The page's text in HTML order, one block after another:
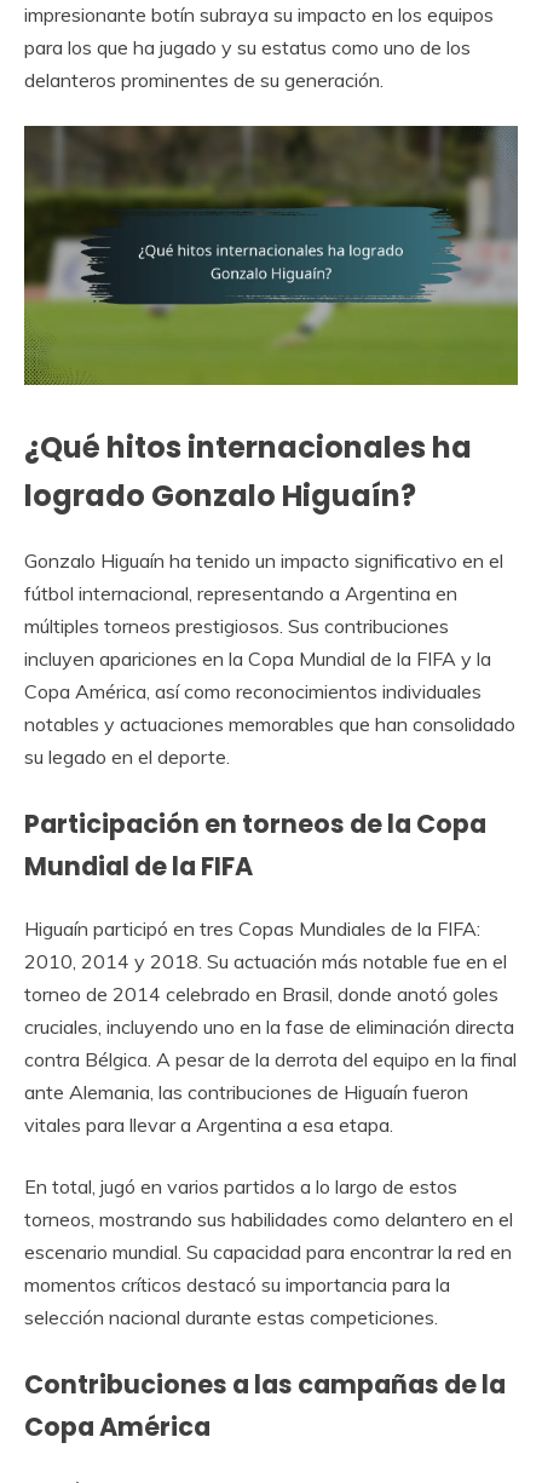
impresionante botín subraya su impacto en los equipos
para los que ha jugado y su estatus como uno de los
delanteros prominentes de su generación.
¿Qué hitos internacionales ha
logrado Gonzalo Higuaín?
Gonzalo Higuaín ha tenido un impacto significativo en el
fútbol internacional, representando a Argentina en
múltiples torneos prestigiosos. Sus contribuciones
incluyen apariciones en la Copa Mundial de la FIFA y la
Copa América, así como reconocimientos individuales
notables y actuaciones memorables que han consolidado
su legado en el deporte.
Participación en torneos de la Copa
Mundial de la FIFA
Higuaín participó en tres Copas Mundiales de la FIFA:
2010, 2014 y 2018. Su actuación más notable fue en el
torneo de 2014 celebrado en Brasil, donde anotó goles
cruciales, incluyendo uno en la fase de eliminación directa
contra Bélgica. A pesar de la derrota del equipo en la final
ante Alemania, las contribuciones de Higuaín fueron
vitales para llevar a Argentina a esa etapa.
En total, jugó en varios partidos a lo largo de estos
torneos, mostrando sus habilidades como delantero en el
escenario mundial. Su capacidad para encontrar la red en
momentos críticos destacó su importancia para la
selección nacional durante estas competiciones.
Contribuciones a las campañas de la
Copa América